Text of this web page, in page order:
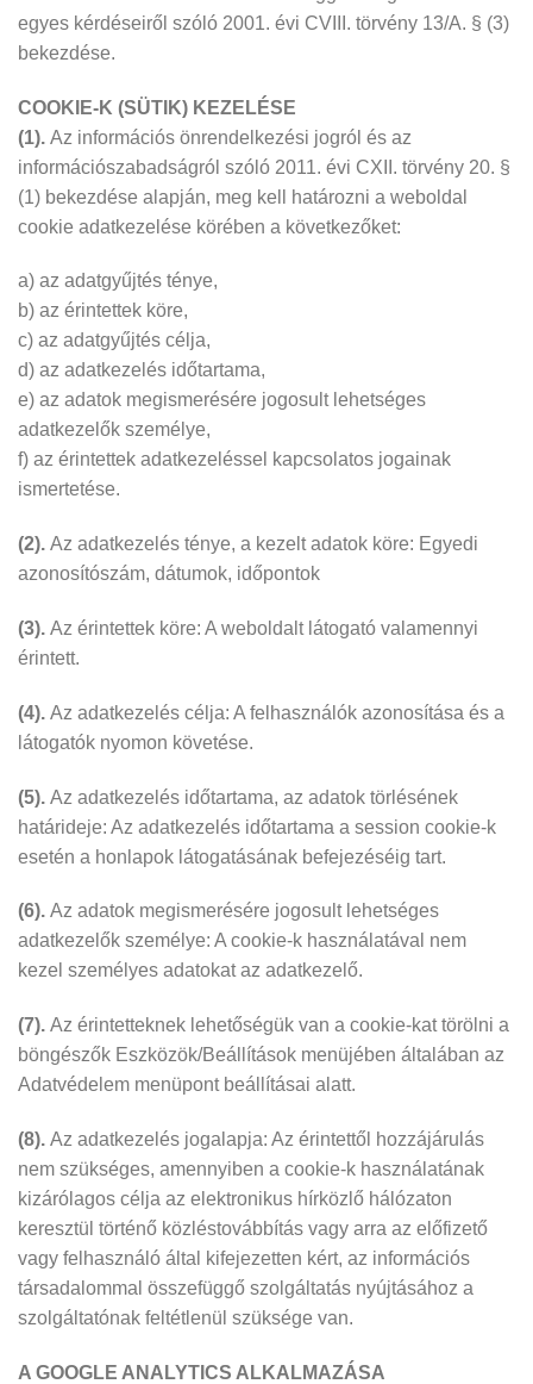
egyes kérdéseiről szóló 2001. évi CVIII. törvény 13/A. § (3)
bekezdése.
COOKIE-K (SÜTIK) KEZELÉSE
(1). Az információs önrendelkezési jogról és az
információszabadságról szóló 2011. évi CXII. törvény 20. §
(1) bekezdése alapján, meg kell határozni a weboldal
cookie adatkezelése körében a következőket:
a) az adatgyűjtés ténye,
b) az érintettek köre,
c) az adatgyűjtés célja,
d) az adatkezelés időtartama,
e) az adatok megismerésére jogosult lehetséges
adatkezelők személye,
f) az érintettek adatkezeléssel kapcsolatos jogainak
ismertetése.
(2). Az adatkezelés ténye, a kezelt adatok köre: Egyedi
azonosítószám, dátumok, időpontok
(3). Az érintettek köre: A weboldalt látogató valamennyi
érintett.
(4). Az adatkezelés célja: A felhasználók azonosítása és a
látogatók nyomon követése.
(5). Az adatkezelés időtartama, az adatok törlésének
határideje: Az adatkezelés időtartama a session cookie-k
esetén a honlapok látogatásának befejezéséig tart.
(6). Az adatok megismerésére jogosult lehetséges
adatkezelők személye: A cookie-k használatával nem
kezel személyes adatokat az adatkezelő.
(7). Az érintetteknek lehetőségük van a cookie-kat törölni a
böngészők Eszközök/Beállítások menüjében általában az
Adatvédelem menüpont beállításai alatt.
(8). Az adatkezelés jogalapja: Az érintettől hozzájárulás
nem szükséges, amennyiben a cookie-k használatának
kizárólagos célja az elektronikus hírközlő hálózaton
keresztül történő közléstovábbítás vagy arra az előfizető
vagy felhasználó által kifejezetten kért, az információs
társadalommal összefüggő szolgáltatás nyújtásához a
szolgáltatónak feltétlenül szüksége van.
A GOOGLE ANALYTICS ALKALMAZÁSA